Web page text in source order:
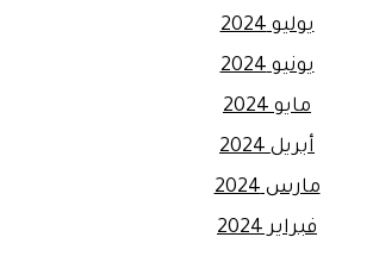
يوليو 2024
يونيو 2024
مايو 2024
أبريل 2024
مارس 2024
فبراير 2024